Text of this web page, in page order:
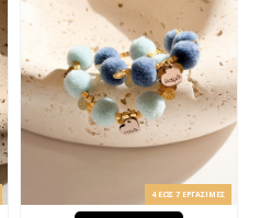
4 ΈΩΣ 7 ΕΡΓΆΣΙΜΕΣ